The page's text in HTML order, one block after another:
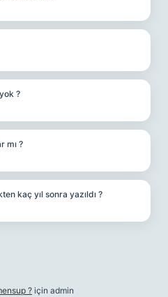
?
mı ?
kaç yıl sonra yazıldı ?
? için admin